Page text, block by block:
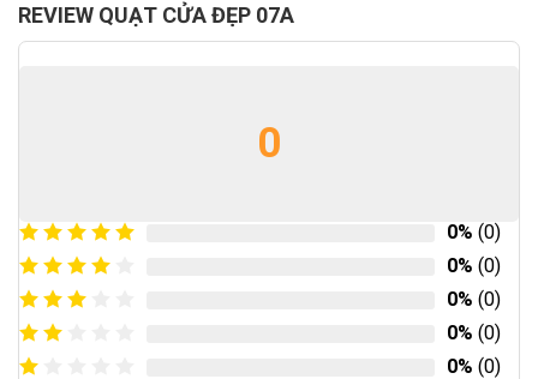
REVIEW QUẠT CỬA ĐẸP 07A
0
0% (0)
0% (0)
0% (0)
0% (0)
0% (0)